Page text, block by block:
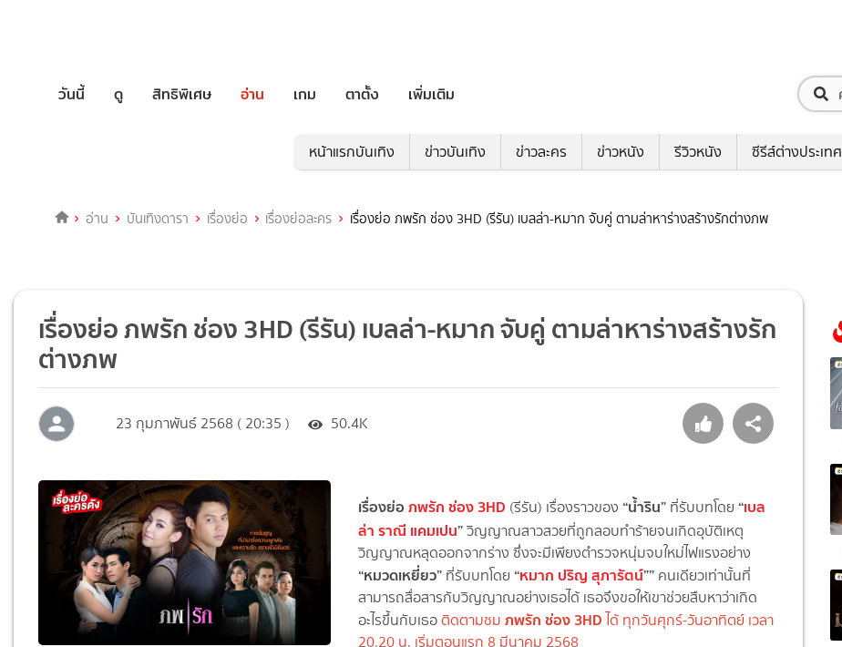
วันนี้ ดู สิทธิพิเศษ อ่าน เกม ตาตั้ง เพิ่มเติม
หน้าแรกบันเทิง ข่าวบันเทิง ข่าวละคร ข่าวหนัง รีวิวหนัง ซีรีส์ต่างประเทศ
อ่าน บันเทิงดารา เรื่องย่อ เรื่องย่อละคร เรื่องย่อ ภพรัก ช่อง 3HD (รีรัน) เบลล่า-หมาก จับคู่ ตามล่าหาร่างสร้างรักต่างภพ
เรื่องย่อ ภพรัก ช่อง 3HD (รีรัน) เบลล่า-หมาก จับคู่ ตามล่าหาร่างสร้างรัก
ต่างภพ
23 กุมภาพันธ์ 2568 ( 20:35 ) 50.4K
เรื่องย่อภพรัก ช่อง 3HD (รีรัน) เรื่องราวของ “น้ำริน”ที่รับบทโดย “เบล
ล่า ราณี แคมเปน”วิญญาณสาวสวยที่ถูกลอบทำร้ายจนเกิดอุบัติเหตุ
วิญญาณหลุดออกจากร่าง ซึ่งจะมีเพียงตำรวจหนุ่มจบใหม่ไฟแรงอย่าง
“หมวดเหยี่ยว”ที่รับบทโดย “หมาก ปริญ สุภารัตน์””คนเดียวเท่านั้นที่
สามารถสื่อสารกับวิญญาณอย่างเธอได้ เธอจึงขอให้เขาช่วยสืบหาว่าเกิด
อะไรขึ้นกับเธอติดตามชม ภพรัก ช่อง 3HDได้ ทุกวันศุกร์-วันอาทิตย์ เวลา
20.20 น. เริ่มตอนแรก 8 มีนาคม 2568